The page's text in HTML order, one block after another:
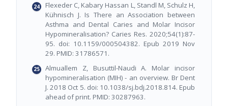
Flexeder C, Kabary Hassan L, Standl M, Schulz H,
Kühnisch J. Is There an Association between
Asthma and Dental Caries and Molar Incisor
Hypomineralisation? Caries Res. 2020;54(1):87-
95. doi: 10.1159/000504382. Epub 2019 Nov
29. PMID: 31786571.
Almuallem Z, Busuttil-Naudi A. Molar incisor
hypomineralisation (MIH) - an overview. Br Dent
J. 2018 Oct 5. doi: 10.1038/sj.bdj.2018.814. Epub
ahead of print. PMID: 30287963.